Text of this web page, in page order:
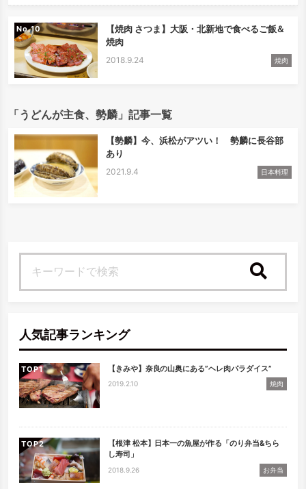
No.
【焼肉 さつま】大阪・北新地で食べるご飯＆
焼肉
2018.9.24 焼肉
「うどんが主食、勢麟」記事一覧
【勢麟】今、浜松がアツい！ 勢麟に長谷部
あり
2021.9.4 日本料理
人気記事ランキング
TOP 【きみや】奈良の山奥にある”ヘレ肉パラダイス”
2019.2.10 焼肉
TOP
【根津 松本】日本一の魚屋が作る「のり弁当&ちら
し寿司」
2018.9.26 お弁当